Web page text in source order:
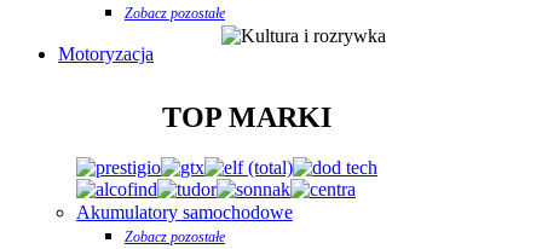
Zobacz pozostałe
Motoryzacja
TOP MARKI
Akumulatory samochodowe
Zobacz pozostałe